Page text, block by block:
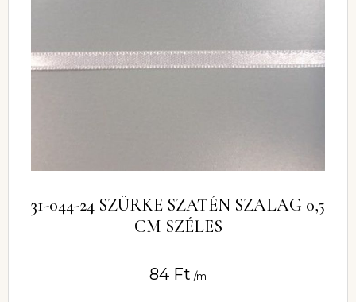
31-044-24 SZÜRKE SZATÉN SZALAG 0,5
CM SZÉLES
84 Ft /m